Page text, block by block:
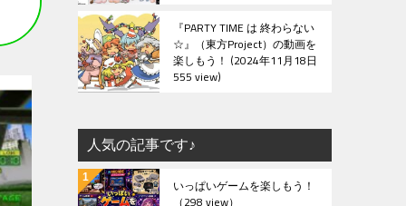
『PARTY TIME は 終わらない
☆』（東方Project）の動画を
楽しもう！ 2024年11月18日
555 view
人気の記事です♪
いっぱいゲームを楽しもう！